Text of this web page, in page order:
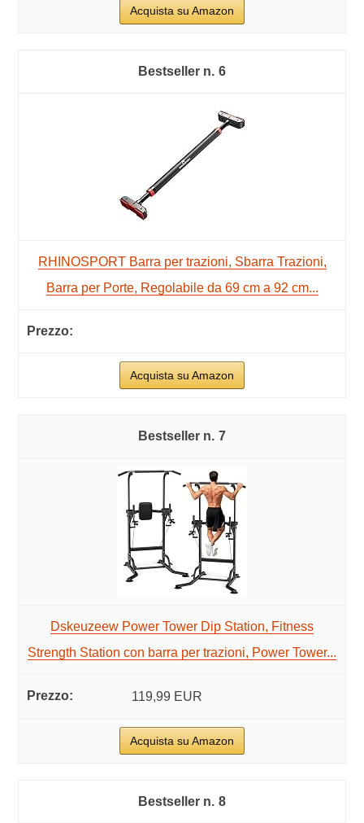
Acquista su Amazon
6
RHINOSPORT Barra per trazioni, Sbarra Trazioni,
Barra per Porte, Regolabile da 69 cm a 92 cm...
Acquista su Amazon
7
Dskeuzeew Power Tower Dip Station, Fitness
Strength Station con barra per trazioni, Power Tower...
119,99 EUR
Acquista su Amazon
8